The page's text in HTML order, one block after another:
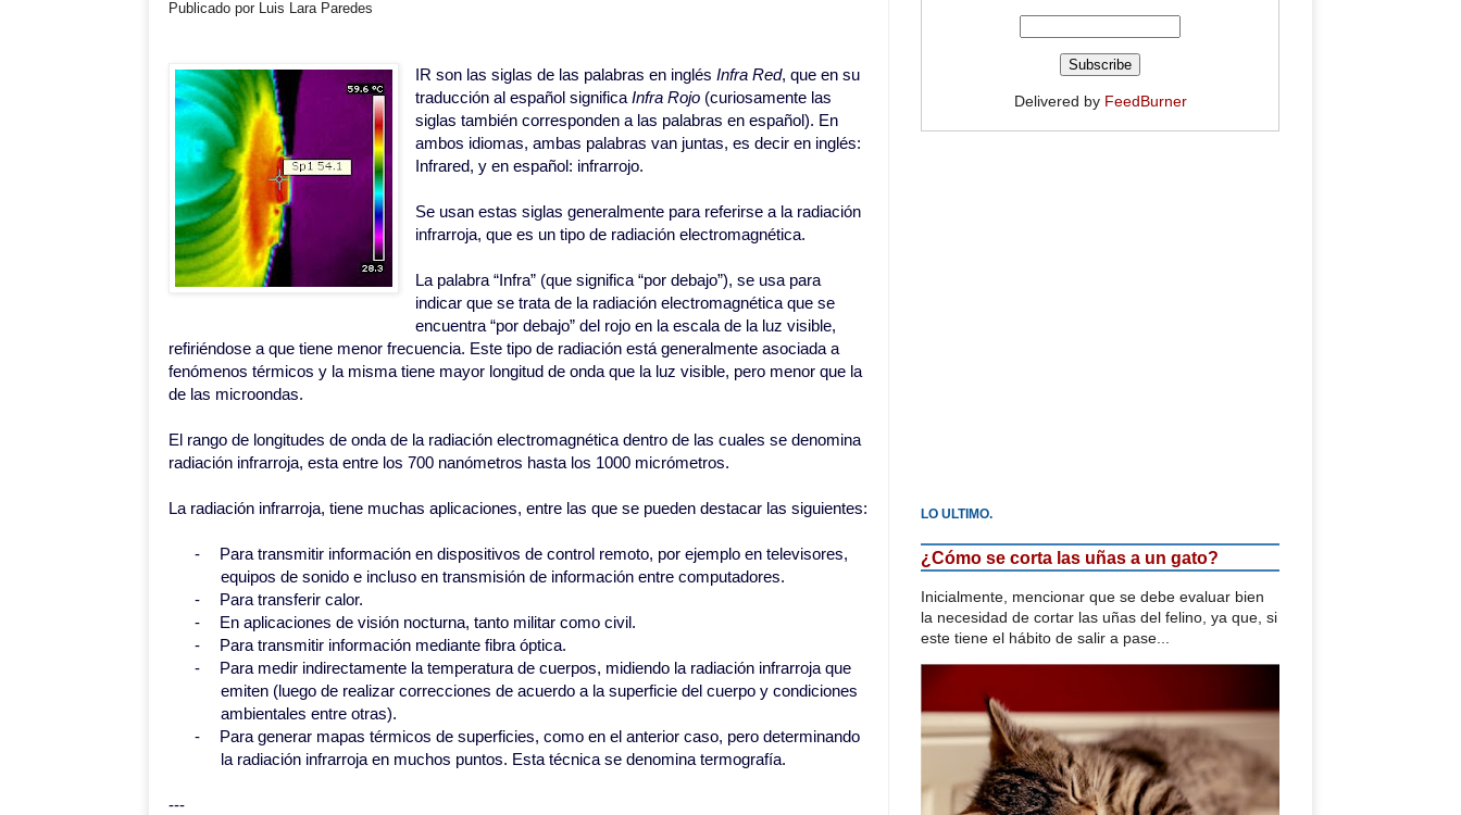
Publicado por Luis Lara Paredes
IR son las siglas de las palabras en inglésInfra Red, que en su
traducción al español significaInfra Rojo (curiosamente las
siglas también corresponden a las palabras en español). En
ambos idiomas, ambas palabras van juntas, es decir en inglés:
Infrared, y en español: infrarrojo.
Se usan estas siglas generalmente para referirse a la radiación
infrarroja, que es un tipo de radiación electromagnética.
La palabra “Infra” (que significa “por debajo”), se usa para
indicar que se trata de la radiación electromagnética que se
encuentra “por debajo” del rojo en la escala de la luz visible,
refiriéndose a que tiene menor frecuencia. Este tipo de radiación está generalmente asociada a
fenómenos térmicos y la misma tiene mayor longitud de onda que la luz visible, pero menor que la
de las microondas.
El rango de longitudes de onda de la radiación electromagnética dentro de las cuales se denomina
radiación infrarroja, esta entre los 700 nanómetros hasta los 1000 micrómetros.
La radiación infrarroja, tiene muchas aplicaciones, entre las que se pueden destacar las siguientes:
-
Para transmitir información en dispositivos de control remoto, por ejemplo en televisores,
equipos de sonido e incluso en transmisión de información entre computadores.
-
Para transferir calor.
-
En aplicaciones de visión nocturna, tanto militar como civil.
-
Para transmitir información mediante fibra óptica.
-
Para medir indirectamente la temperatura de cuerpos, midiendo la radiación infrarroja que
emiten (luego de realizar correcciones de acuerdo a la superficie del cuerpo y condiciones
ambientales entre otras).
-
Para generar mapas térmicos de superficies, como en el anterior caso, pero determinando
la radiación infrarroja en muchos puntos. Esta técnica se denomina termografía.
---
Delivered by FeedBurner
LO ULTIMO.
¿Cómo se corta las uñas a un gato?
Inicialmente, mencionar que se debe evaluar bien
la necesidad de cortar las uñas del felino, ya que, si
este tiene el hábito de salir a pase...